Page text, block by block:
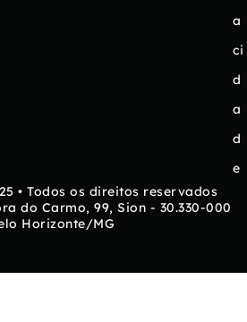
a
ci
d
a
d
e
• Todos os direitos reservados
do Carmo, 99, Sion - 30.330-000
Horizonte/MG